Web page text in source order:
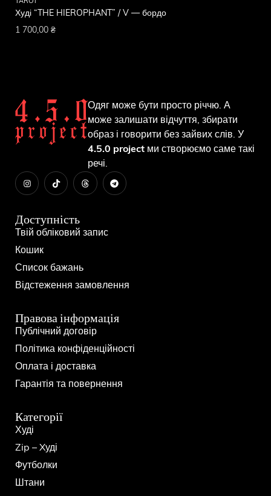
TAROT
Худі “THE HIEROPHANT” / V — бордо
1 700,00 ₴
Одяг може бути просто річчю. А
може залишати відчуття, збирати
образ і говорити без зайвих слів. У
4.5.0 project ми створюємо саме такі
речі.
Доступність
Твій обліковий запис
Кошик
Список бажань
Відстеження замовлення
Правова інформація
Публічний договір
Політика конфіденційності
Оплата і доставка
Гарантія та повернення
Категорії
Худі
Zip – Xуді
Футболки
Штани